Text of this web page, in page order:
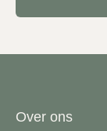
Over ons